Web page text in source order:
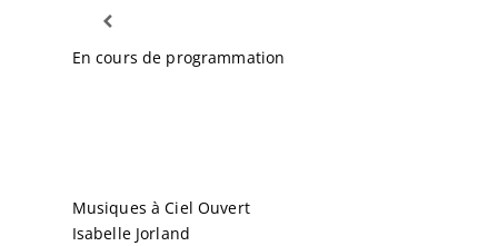
En cours de programmation
Musiques à Ciel Ouvert
Isabelle Jorland